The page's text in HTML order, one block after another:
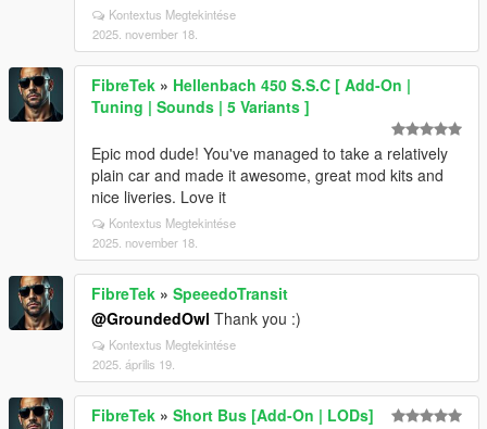
Kontextus Megtekintése
2025. november 18.
FibreTek » Hellenbach 450 S.S.C [ Add-On |
Tuning | Sounds | 5 Variants ]
Epic mod dude! You've managed to take a relatively
plain car and made it awesome, great mod kits and
nice liveries. Love it
Kontextus Megtekintése
2025. november 18.
FibreTek » SpeeedoTransit
@GroundedOwl Thank you :)
Kontextus Megtekintése
2025. április 19.
FibreTek » Short Bus [Add-On | LODs]